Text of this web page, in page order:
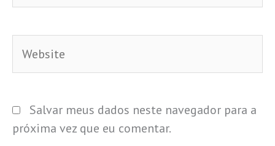
Salvar meus dados neste navegador para a
próxima vez que eu comentar.